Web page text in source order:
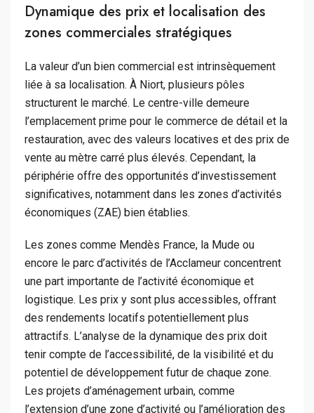
Dynamique des prix et localisation des
zones commerciales stratégiques
La valeur d’un bien commercial est intrinsèquement
liée à sa localisation. À Niort, plusieurs pôles
structurent le marché. Le centre-ville demeure
l’emplacement prime pour le commerce de détail et la
restauration, avec des valeurs locatives et des prix de
vente au mètre carré plus élevés. Cependant, la
périphérie offre des opportunités d’investissement
significatives, notamment dans les zones d’activités
économiques (ZAE) bien établies.
Les zones comme Mendès France, la Mude ou
encore le parc d’activités de l’Acclameur concentrent
une part importante de l’activité économique et
logistique. Les prix y sont plus accessibles, offrant
des rendements locatifs potentiellement plus
attractifs. L’analyse de la dynamique des prix doit
tenir compte de l’accessibilité, de la visibilité et du
potentiel de développement futur de chaque zone.
Les projets d’aménagement urbain, comme
l’extension d’une zone d’activité ou l’amélioration des